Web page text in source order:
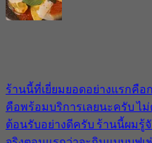
ต้อนรับอย่างดีครับ ร้านนี้ผมรู้
จริงตอนแรกว่าจะกินแบบบุฟเ
...
Читать дальше